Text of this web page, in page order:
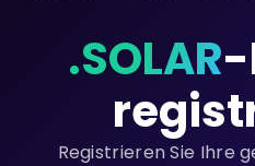
.SOLAR-
Registrieren Sie Ihre